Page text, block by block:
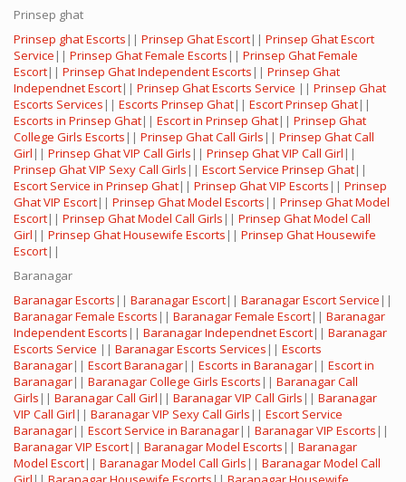
Prinsep ghat
Prinsep ghat Escorts || Prinsep Ghat Escort|| Prinsep Ghat Escort
Service || Prinsep Ghat Female Escorts || Prinsep Ghat Female
Escort|| Prinsep Ghat Independent Escorts || Prinsep Ghat
Independnet Escort|| Prinsep Ghat Escorts Service || Prinsep Ghat
Escorts Services || Escorts Prinsep Ghat|| Escort Prinsep Ghat||
Escorts in Prinsep Ghat|| Escort in Prinsep Ghat|| Prinsep Ghat
College Girls Escorts || Prinsep Ghat Call Girls || Prinsep Ghat Call
Girl || Prinsep Ghat VIP Call Girls || Prinsep Ghat VIP Call Girl ||
Prinsep Ghat VIP Sexy Call Girls || Escort Service Prinsep Ghat||
Escort Service in Prinsep Ghat|| Prinsep Ghat VIP Escorts || Prinsep
Ghat VIP Escort|| Prinsep Ghat Model Escorts || Prinsep Ghat Model
Escort|| Prinsep Ghat Model Call Girls || Prinsep Ghat Model Call
Girl || Prinsep Ghat Housewife Escorts || Prinsep Ghat Housewife
Escort||
Baranagar
Baranagar Escorts || Baranagar Escort|| Baranagar Escort Service ||
Baranagar Female Escorts || Baranagar Female Escort|| Baranagar
Independent Escorts || Baranagar Independnet Escort|| Baranagar
Escorts Service || Baranagar Escorts Services || Escorts
Baranagar|| Escort Baranagar|| Escorts in Baranagar|| Escort in
Baranagar|| Baranagar College Girls Escorts || Baranagar Call
Girls || Baranagar Call Girl || Baranagar VIP Call Girls || Baranagar
VIP Call Girl || Baranagar VIP Sexy Call Girls || Escort Service
Baranagar|| Escort Service in Baranagar|| Baranagar VIP Escorts ||
Baranagar VIP Escort|| Baranagar Model Escorts || Baranagar
Model Escort|| Baranagar Model Call Girls || Baranagar Model Call